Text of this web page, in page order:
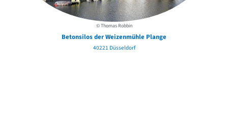
© Thomas Robbin
Betonsilos der Weizenmühle Plange
40221 Düsseldorf